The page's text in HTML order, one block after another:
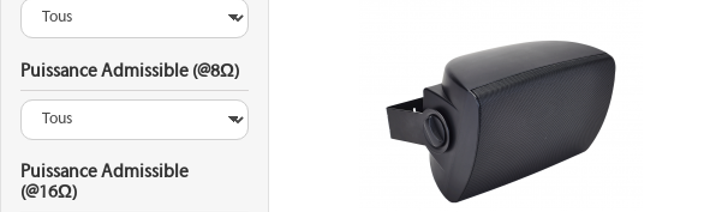
CS-S6B
16Ω/100V/70V/25V
IP55
(HxLxP) : 337 x 214 x 216mm
Puissance Admissible (@8Ω)
Puissance Admissible
(@16Ω)